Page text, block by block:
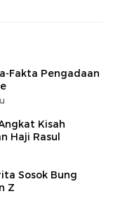
Fakta Pengadaan
Kisah
Haji Rasul
Sosok Bung
Z